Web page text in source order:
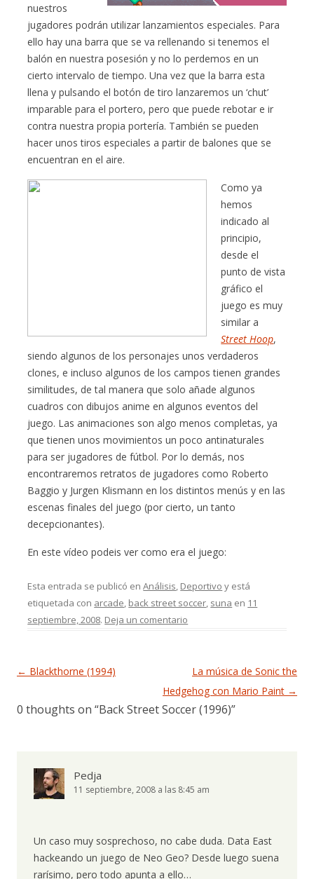
nuestros
jugadores podrán utilizar lanzamientos especiales. Para
ello hay una barra que se va rellenando si tenemos el
balón en nuestra posesión y no lo perdemos en un
cierto intervalo de tiempo. Una vez que la barra esta
llena y pulsando el botón de tiro lanzaremos un ‘chut’
imparable para el portero, pero que puede rebotar e ir
contra nuestra propia portería. También se pueden
hacer unos tiros especiales a partir de balones que se
encuentran en el aire.
Como ya
hemos
indicado al
principio,
desde el
punto de vista
gráfico el
juego es muy
similar a
Street Hoop,
siendo algunos de los personajes unos verdaderos
clones, e incluso algunos de los campos tienen grandes
similitudes, de tal manera que solo añade algunos
cuadros con dibujos anime en algunos eventos del
juego. Las animaciones son algo menos completas, ya
que tienen unos movimientos un poco antinaturales
para ser jugadores de fútbol. Por lo demás, nos
encontraremos retratos de jugadores como Roberto
Baggio y Jurgen Klismann en los distintos menús y en las
escenas finales del juego (por cierto, un tanto
decepcionantes).
En este vídeo podeis ver como era el juego:
Esta entrada se publicó enAnálisis, Deportivo y está
etiquetada con arcade, back street soccer, suna en 11
septiembre, 2008. Deja un comentario
Navegación de entradas
← Blackthorne (1994)
La música de Sonic the
Hedgehog con Mario Paint →
0 thoughts on “Back Street Soccer (1996)”
Pedja
11 septiembre, 2008 a las 8:45 am
Un caso muy sosprechoso, no cabe duda. Data East
hackeando un juego de Neo Geo? Desde luego suena
rarísimo, pero todo apunta a ello…